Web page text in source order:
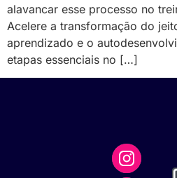
alavancar esse processo no
Acelere a transformação do
aprendizado e o
etapas essenciais no […]